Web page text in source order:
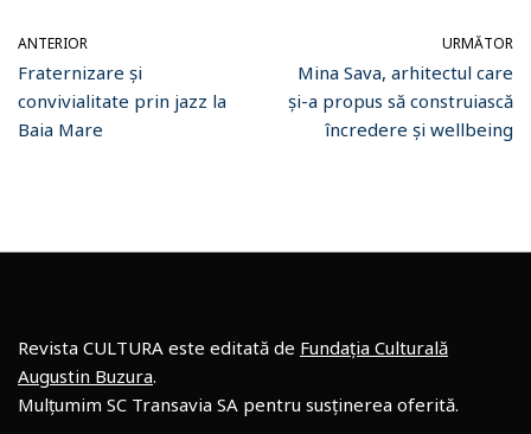
ANTERIOR
Fraternizare și
convivialitate prin jazz la
Baia Mare
URMĂTOR
Mina Sava, arhitectul care
și-a propus să construiască
încredere și wellbeing
Revista CULTURA este editată de Fundația Culturală
Augustin Buzura.
Mulțumim SC Transavia SA pentru susținerea oferită.